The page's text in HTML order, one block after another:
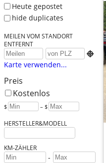
Heute gepostet
hide duplicates
MEILEN VOM STANDORT
ENTFERNT

Karte verwenden...
Preis
Kostenlos
$ – $
HERSTELLER&MODELL
KM-ZÄHLER
-